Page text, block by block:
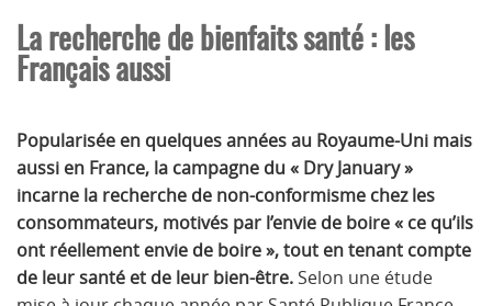
La recherche de bienfaits santé : les
Français aussi
Popularisée en quelques années au Royaume-Uni mais
aussi en France, la campagne du « Dry January »
incarne la recherche de non-conformisme chez les
consommateurs, motivés par l’envie de boire « ce qu’ils
ont réellement envie de boire », tout en tenant compte
de leur santé et de leur bien-être. Selon une étude